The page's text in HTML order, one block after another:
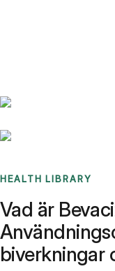
HEALTH LIBRARY
Vad är
biverkningar